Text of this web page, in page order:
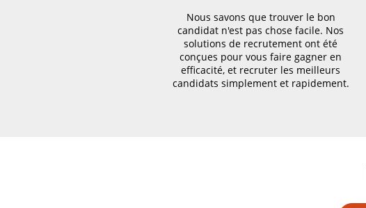
Nous savons que trouver le bon
candidat n'est pas chose facile. Nos
solutions de recrutement ont été
conçues pour vous faire gagner en
efficacité, et recruter les meilleurs
candidats simplement et rapidement.